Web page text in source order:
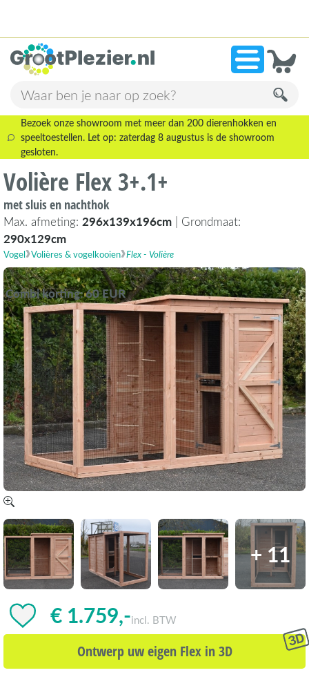
»13.946 beoordelingen!
Bezoek onze showroom met meer dan 200 dierenhokken en
speeltoestellen. Let op: zaterdag 8 augustus is de showroom
gesloten.
Volière Flex 3+.1+
met sluis en nachthok
Max. afmeting: 296x139x196cm | Grondmaat:
290x129cm
Vogel Volières & vogelkooien Flex - Volière
Combi korting: 60 EUR
+ 11
€ 1.759,-incl. BTW
Ontwerp uw eigen Flex in 3D